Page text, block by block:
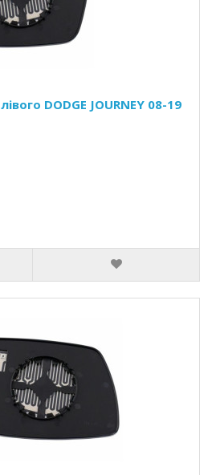
DODGE JOURNEY 08-19